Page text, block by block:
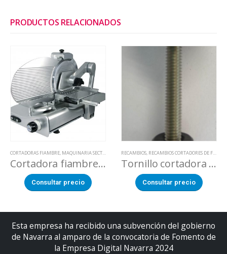
PRODUCTOS RELACIONADOS
CORTADORAS FIAMBRE, MAQUINARIA SECTOR ALIMENTACION
Cortadora fiambre KOLOSSAL 350 VK BV DUAL
Consultar precio
RECAMBIOS, RECAMBIOS CORTADORES DE FRUTA
Tornillo cortadora fruta
Consultar precio
Esta empresa ha recibido una subvención del gobierno
de Navarra al amparo de la convocatoria de Fomento de
la Empresa Digital Navarra 2024